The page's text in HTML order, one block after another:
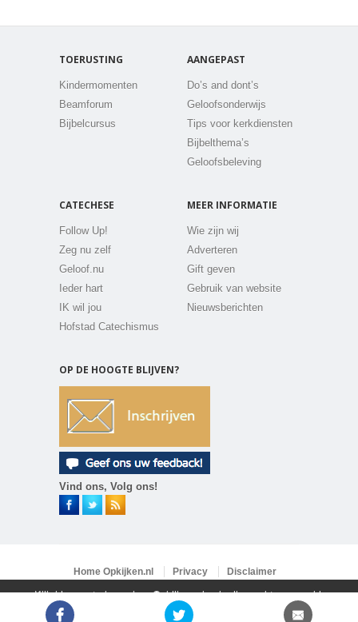
TOERUSTING
Kindermomenten
Beamforum
Bijbelcursus
AANGEPAST
Do’s and dont’s
Geloofsonderwijs
Tips voor kerkdiensten
Bijbelthema’s
Geloofsbeleving
CATECHESE
Follow Up!
Zeg nu zelf
Geloof.nu
Ieder hart
IK wil jou
Hofstad Catechismus
MEER INFORMATIE
Wie zijn wij
Adverteren
Gift geven
Gebruik van website
Nieuwsberichten
OP DE HOOGTE BLIJVEN?
Vind ons, Volg ons!
Home Opkijken.nl Privacy
Disclaimer
Opkijken.nl
Powered byLPB media
Klik hier om te lezen hoe Opkijken.nl gebruik maakt van cookies
Sluit